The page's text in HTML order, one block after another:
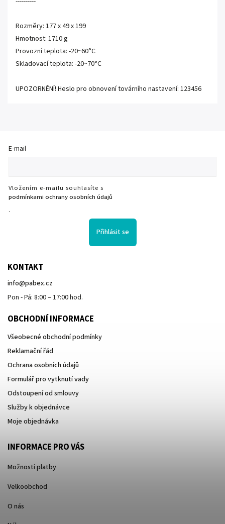
Rozměry: 177 x 49 x 199
Hmotnost: 1710 g
Provozní teplota: -20~60°C
Skladovací teplota: -20~70°C
UPOZORNĚNÍ! Heslo pro obnovení továrního nastavení: 123456
E-mail
Vložením e-mailu souhlasíte s
podmínkami ochrany osobních údajů
.
Přihlásit se
KONTAKT
info@pabex.cz
Pon - Pá: 8:00 – 17:00 hod.
OBCHODNÍ INFORMACE
Všeobecné obchodní podmínky
Reklamační řád
Ochrana osobních údajů
Formulář pro vytknutí vady
Odstoupení od smlouvy
Služby k objednávce
Moje objednávka
INFORMACE PRO VÁS
Možnosti platby
Velkoobchod
O nás